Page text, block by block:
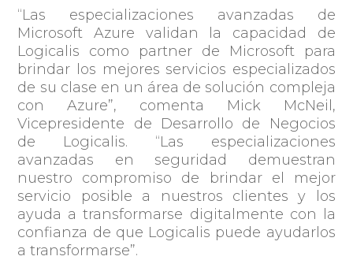
“Las especializaciones avanzadas de
Microsoft Azure validan la capacidad de
Logicalis como partner de Microsoft para
brindar los mejores servicios especializados
de su clase en un área de solución compleja
con Azure”, comenta Mick McNeil,
Vicepresidente de Desarrollo de Negocios
de Logicalis. “Las especializaciones
avanzadas en seguridad demuestran
nuestro compromiso de brindar el mejor
servicio posible a nuestros clientes y los
ayuda a transformarse digitalmente con la
confianza de que Logicalis puede ayudarlos
a transformarse”.